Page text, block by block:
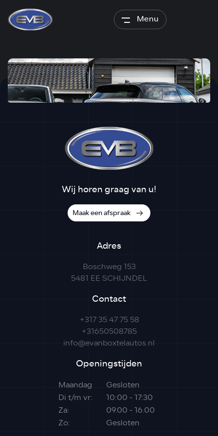
Menu
Adres
Boschweg 153
5481 EE SCHIJNDEL
Contact
+317 35 47 75 58
+31650508785
info@evanboxtelautos.nl
Openingstijden
Maandag
Gesloten
Di t/m vr:
10:00 - 17:30
Za:
09.00 - 16.00
Zo:
Gesloten
Wij horen graag van u!
Maak een afspraak